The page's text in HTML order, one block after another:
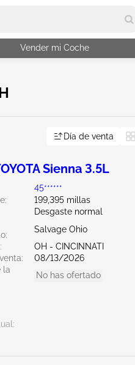
Vender mi Coche
Día de venta
Sienna 3.5L
45******
199,395 millas
Desgaste normal
Salvage Ohio
OH - CINCINNATI
08/13/2026
la
No has ofertado